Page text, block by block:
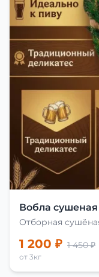
Вобла сушеная
Отборная
1 200 ₽ 1 450 ₽
от 3кг